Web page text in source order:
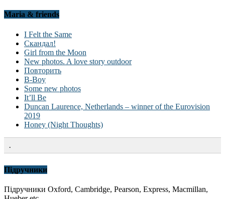
Maria & friends
I Felt the Same
Скандал!
Girl from the Moon
New photos. A love story outdoor
Повторить
B-Boy
Some new photos
It’ll Be
Duncan Laurence, Netherlands – winner of the Eurovision
2019
Honey (Night Thoughts)
.
Підручники
Підручники Oxford, Cambridge, Pearson, Express, Macmillan,